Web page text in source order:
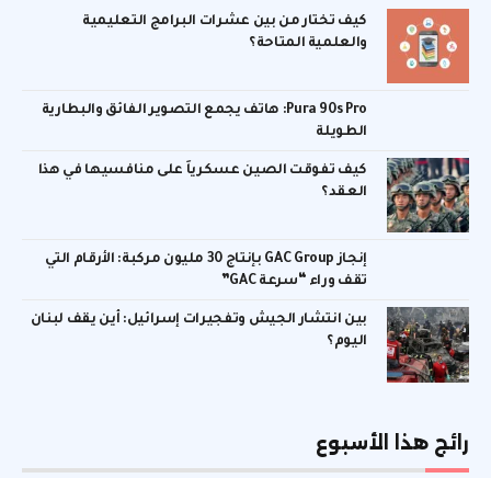
كيف تختار من بين عشرات البرامج التعليمية
والعلمية المتاحة؟
Pura 90s Pro: هاتف يجمع التصوير الفائق والبطارية
الطويلة
كيف تفوقت الصين عسكرياً على منافسيها في هذا
العقد؟
إنجاز GAC Group بإنتاج 30 مليون مركبة: الأرقام التي
تقف وراء “سرعة GAC”
بين انتشار الجيش وتفجيرات إسرائيل: أين يقف لبنان
اليوم؟
رائج هذا الأسبوع